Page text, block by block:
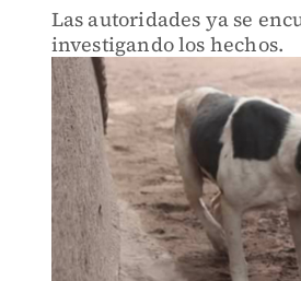
Las autoridades ya se
investigando los hechos.